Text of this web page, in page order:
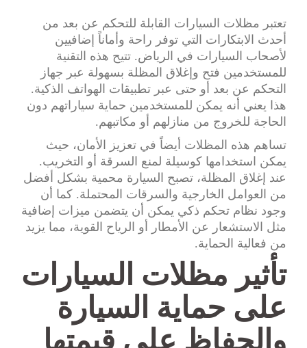
تعتبر مظلات السيارات القابلة للتحكم عن بعد من
أحدث الابتكارات التي توفر راحة وأماناً إضافيين
لأصحاب السيارات في الرياض. تتيح هذه التقنية
للمستخدمين فتح وإغلاق المظلة بسهولة عبر جهاز
التحكم عن بعد أو حتى عبر تطبيقات الهواتف الذكية.
هذا يعني أنه يمكن للمستخدمين حماية سياراتهم دون
الحاجة للخروج من منازلهم أو مكاتبهم.
تساهم هذه المظلات أيضاً في تعزيز الأمان، حيث
يمكن استخدامها كوسيلة لمنع السرقة أو التخريب.
عند إغلاق المظلة، تصبح السيارة محمية بشكل أفضل
من العوامل الخارجية والسرقات المحتملة. كما أن
وجود نظام تحكم ذكي يمكن أن يتضمن ميزات إضافية
مثل الاستشعار عن الأمطار أو الرياح القوية، مما يزيد
من فعالية الحماية.
تأثير مظلات السيارات
على حماية السيارة
والحفاظ على قيمتها